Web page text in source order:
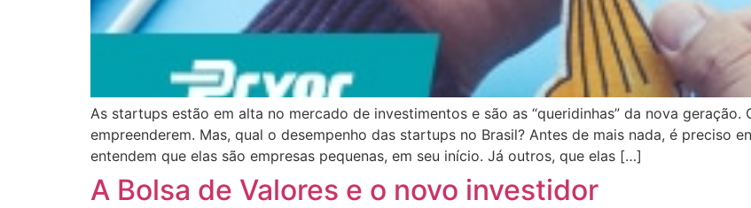
As startups estão em alta no mercado de investimentos e são as “queridinhas” da nova
empreenderem. Mas, qual o desempenho das startups no Brasil? Antes de mais nada, é preciso
entendem que elas são empresas pequenas, em seu início. Já outros, que elas […]
A Bolsa de Valores e o novo investidor